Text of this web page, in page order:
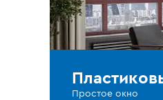
Простое окно